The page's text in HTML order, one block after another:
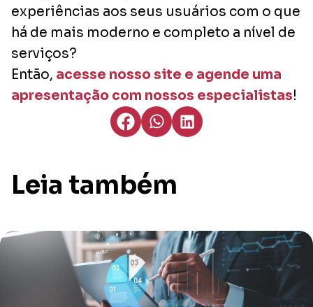
experiências aos seus usuários com o que
há de mais moderno e completo a nível de
serviços?
Então, acesse nosso site e agende uma
apresentação com nossos especialistas!
Leia também